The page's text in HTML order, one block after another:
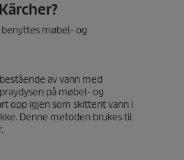
møbel- og
av vann med
på møbel- og
opp igjen som skittent vann i
Denne metoden brukes til